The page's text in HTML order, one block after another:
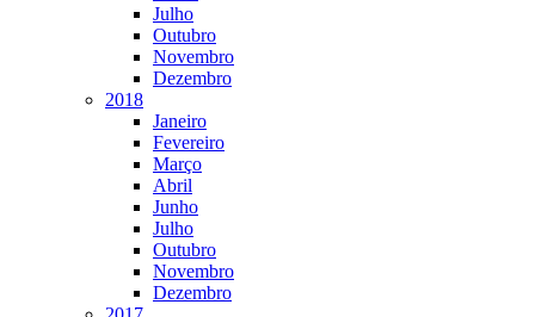
Julho
Outubro
Novembro
Dezembro
2018
Janeiro
Fevereiro
Março
Abril
Junho
Julho
Outubro
Novembro
Dezembro